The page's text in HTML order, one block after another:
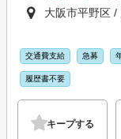
大阪市平野区 /
交通費支給 急募
履歴書不要
キープする